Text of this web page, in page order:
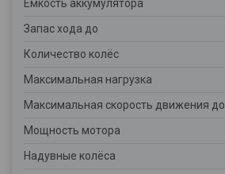
Емкость аккумулятора
Запас хода до
Количество колёс
Максимальная нагрузка
Максимальная скорость движения до
Мощность мотора
Надувные колёса